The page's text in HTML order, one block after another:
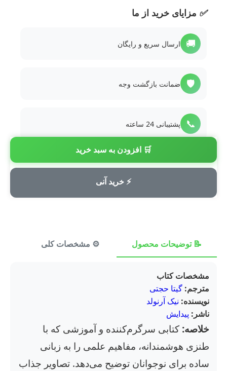
🛒 افزودن به سبد خرید
⚡ خرید آنی
✅ مزایای خرید از ما
🚚 ارسال سریع و رایگان
🛡️ ضمانت بازگشت وجه
📞 پشتیبانی 24 ساعته
💳 پرداخت امن
📝 توضیحات محصول ⚙️ مشخصات کلی
مشخصات کتاب
مترجم: گیتا حجتی
نویسنده: نیک آرنولد
ناشر: پیدایش
خلاصه: کتابی سرگرم‌کننده و آموزشی که با
طنزی هوشمندانه، مفاهیم علمی را به زبانی
ساده برای نوجوانان توضیح می‌دهد. تصاویر جذاب